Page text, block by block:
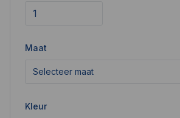
Maat
Selecteer maat
Kleur